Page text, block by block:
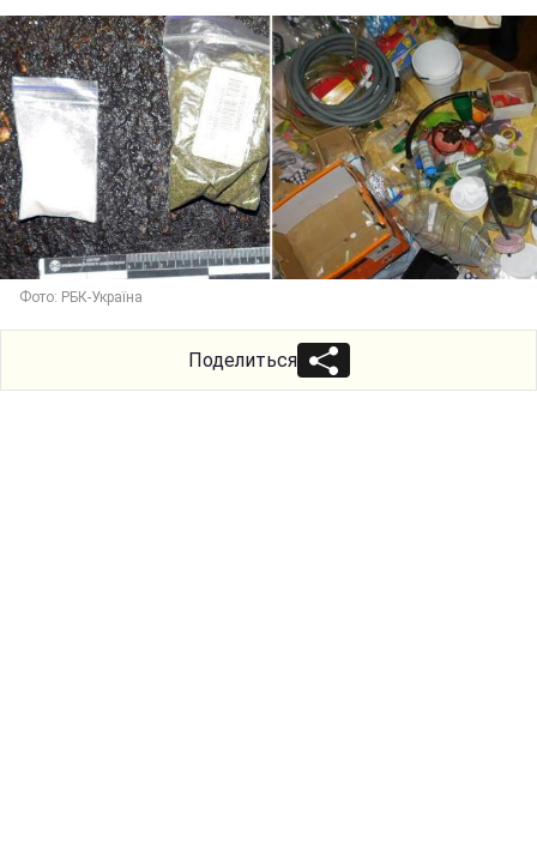
Фото: РБК-Україна
Поделиться